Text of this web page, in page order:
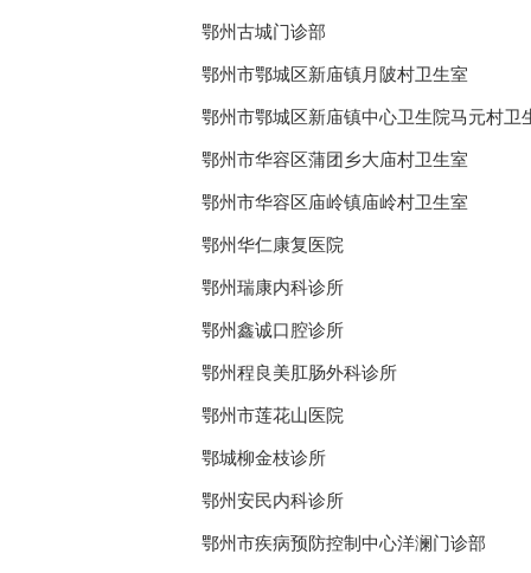
鄂州古城门诊部
鄂州市鄂城区新庙镇月陂村卫生室
鄂州市鄂城区新庙镇中心卫生院马元村卫
鄂州市华容区蒲团乡大庙村卫生室
鄂州市华容区庙岭镇庙岭村卫生室
鄂州华仁康复医院
鄂州瑞康内科诊所
鄂州鑫诚口腔诊所
鄂州程良美肛肠外科诊所
鄂州市莲花山医院
鄂城柳金枝诊所
鄂州安民内科诊所
鄂州市疾病预防控制中心洋澜门诊部